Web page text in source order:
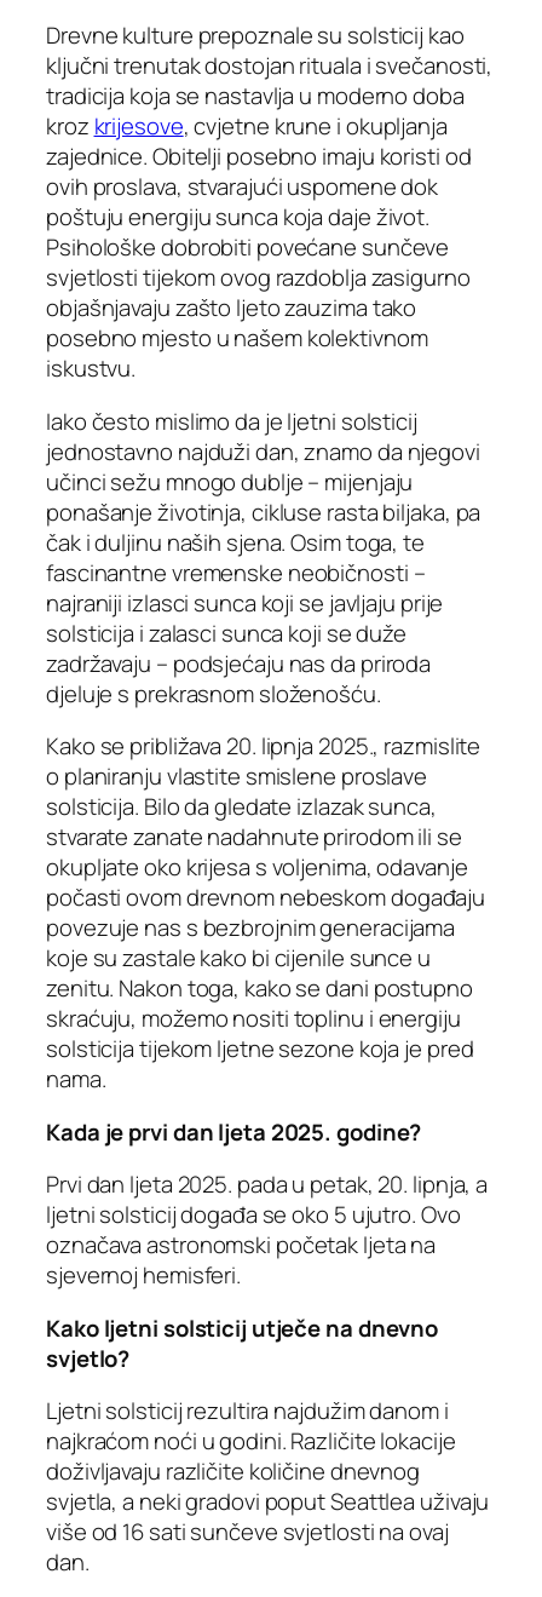
Drevne kulture prepoznale su solsticij kao
ključni trenutak dostojan rituala i svečanosti,
tradicija koja se nastavlja u moderno doba
kroz krijesove, cvjetne krune i okupljanja
zajednice. Obitelji posebno imaju koristi od
ovih proslava, stvarajući uspomene dok
poštuju energiju sunca koja daje život.
Psihološke dobrobiti povećane sunčeve
svjetlosti tijekom ovog razdoblja zasigurno
objašnjavaju zašto ljeto zauzima tako
posebno mjesto u našem kolektivnom
iskustvu.
Iako često mislimo da je ljetni solsticij
jednostavno najduži dan, znamo da njegovi
učinci sežu mnogo dublje – mijenjaju
ponašanje životinja, cikluse rasta biljaka, pa
čak i duljinu naših sjena. Osim toga, te
fascinantne vremenske neobičnosti –
najraniji izlasci sunca koji se javljaju prije
solsticija i zalasci sunca koji se duže
zadržavaju – podsjećaju nas da priroda
djeluje s prekrasnom složenošću.
Kako se približava 20. lipnja 2025., razmislite
o planiranju vlastite smislene proslave
solsticija. Bilo da gledate izlazak sunca,
stvarate zanate nadahnute prirodom ili se
okupljate oko krijesa s voljenima, odavanje
počasti ovom drevnom nebeskom događaju
povezuje nas s bezbrojnim generacijama
koje su zastale kako bi cijenile sunce u
zenitu. Nakon toga, kako se dani postupno
skraćuju, možemo nositi toplinu i energiju
solsticija tijekom ljetne sezone koja je pred
nama.
Kada je prvi dan ljeta 2025. godine?
Prvi dan ljeta 2025. pada u petak, 20. lipnja, a
ljetni solsticij događa se oko 5 ujutro. Ovo
označava astronomski početak ljeta na
sjevernoj hemisferi.
Kako ljetni solsticij utječe na dnevno
svjetlo?
Ljetni solsticij rezultira najdužim danom i
najkraćom noći u godini. Različite lokacije
doživljavaju različite količine dnevnog
svjetla, a neki gradovi poput Seattlea uživaju
više od 16 sati sunčeve svjetlosti na ovaj
dan.